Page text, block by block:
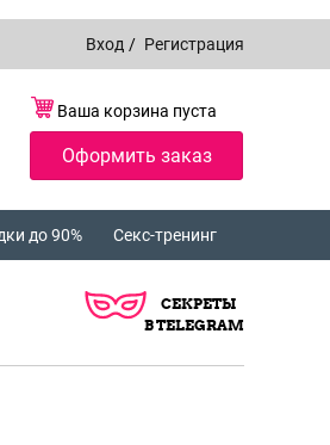
Вход / Регистрация
Ваша корзина пуста
Оформить заказ
до 90% Секс-тренинг
СЕКРЕТЫ
В TELEGRAM